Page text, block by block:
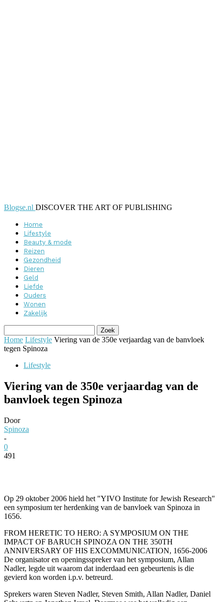
Blogse.nl DISCOVER THE ART OF PUBLISHING
Home
Lifestyle
Beauty & mode
Reizen
Gezondheid
Dieren
Geld
Liefde
Ouders
Wonen
Zakelijk
Home Lifestyle Viering van de 350e verjaardag van de banvloek
tegen Spinoza
Lifestyle
Viering van de 350e verjaardag van de
banvloek tegen Spinoza
Door
Spinoza
-
0
491
Op 29 oktober 2006 hield het "YIVO Institute for Jewish Research"
een symposium ter herdenking van de banvloek van Spinoza in
1656.
FROM HERETIC TO HERO: A SYMPOSIUM ON THE
IMPACT OF BARUCH SPINOZA ON THE 350TH
ANNIVERSARY OF HIS EXCOMMUNICATION, 1656-2006
De organisator en openingsspreker van het symposium, Allan
Nadler, legde uit waarom dat inderdaad een gebeurtenis is die
gevierd kon worden i.p.v. betreurd.
Sprekers waren Steven Nadler, Steven Smith, Allan Nadler, Daniel